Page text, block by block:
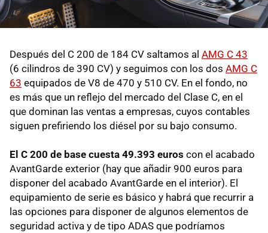
Después del C 200 de 184 CV saltamos al AMG C 43
(6 cilindros de 390 CV) y seguimos con los dos AMG C
63 equipados de V8 de 470 y 510 CV. En el fondo, no
es más que un reflejo del mercado del Clase C, en el
que dominan las ventas a empresas, cuyos contables
siguen prefiriendo los diésel por su bajo consumo.
El C 200 de base cuesta 49.393 euros con el acabado
AvantGarde exterior (hay que añadir 900 euros para
disponer del acabado AvantGarde en el interior). El
equipamiento de serie es básico y habrá que recurrir a
las opciones para disponer de algunos elementos de
seguridad activa y de tipo ADAS que podríamos